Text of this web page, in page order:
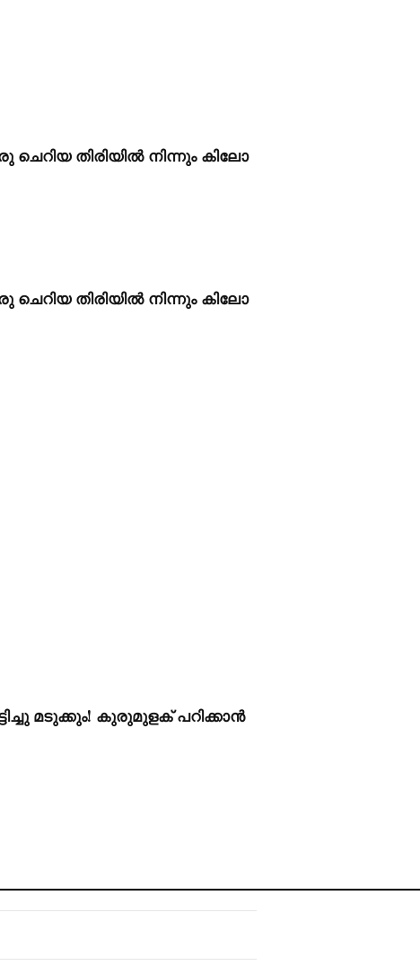
തിരിയിൽ നിന്നും കിലോ
തിരിയിൽ നിന്നും കിലോ
മടുക്കും! കുരുമുളക് പറിക്കാൻ